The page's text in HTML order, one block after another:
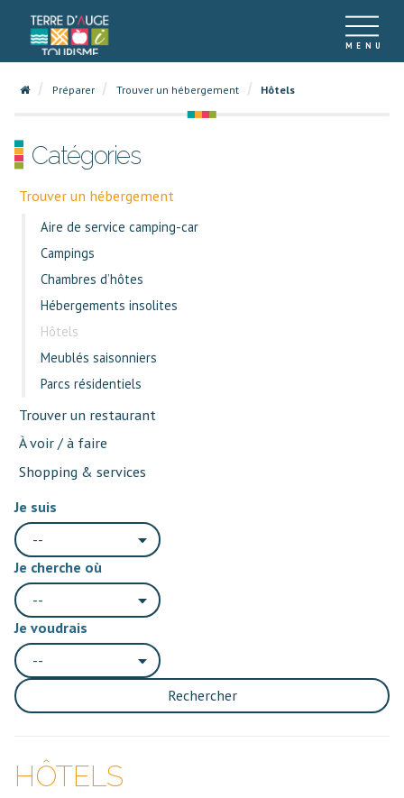
Préparer Trouver un hébergement Hôtels
Catégories
Trouver un hébergement
Aire de service camping-car
Campings
Chambres d’hôtes
Hébergements insolites
Hôtels
Meublés saisonniers
Parcs résidentiels
Trouver un restaurant
À voir / à faire
Shopping & services
Je suis
--
Je cherche où
--
Je voudrais
--
Rechercher
HÔTELS